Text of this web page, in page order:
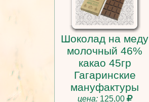
Шоколад на меду
молочный 46%
какао 45гр
Гагаринские
мануфактуры
цена:125,00